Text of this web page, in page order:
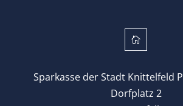

Sparkasse der Stadt Knittelfeld
Dorfplatz 2